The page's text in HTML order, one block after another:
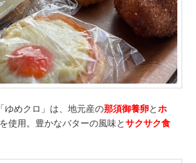
ゆめクロ」は、地元産の那須御養卵とホ
を使用。豊かなバターの風味とサクサク食